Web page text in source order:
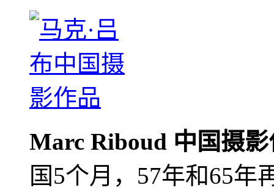
Marc Riboud 中国摄
国5个月，57年和65年